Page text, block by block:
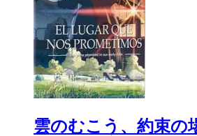
雲のむこう、約束の